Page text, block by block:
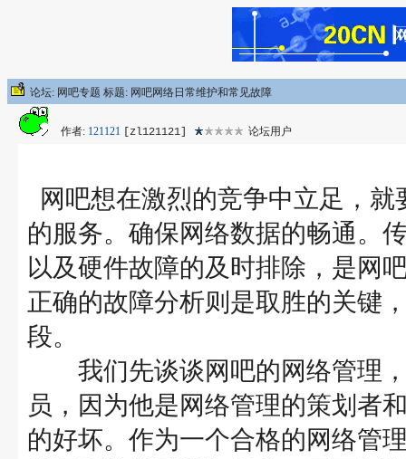
论坛: 网吧专题 标题: 网吧网络日常维护和常见故障
作者: 121121 [zl121121] 论坛用户
网吧想在激烈的竞争中立足，
的服务。确保网络数据的畅通。
以及硬件故障的及时排除，是网
正确的故障分析则是取胜的关键
段。
我们先谈谈网吧的网络管理，
员，因为他是网络管理的策划者
的好坏。作为一个合格的网络管